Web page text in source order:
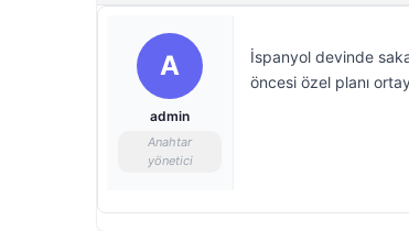
A
admin
Anahtar
yönetici
İspanyol devinde
öncesi özel planı